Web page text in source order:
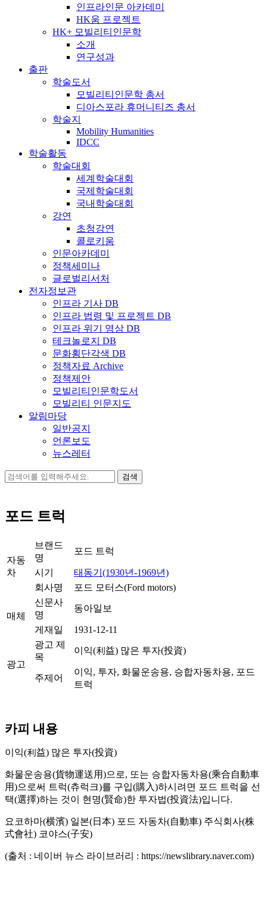
인프라인문 아카데미
HK움 프로젝트
HK+ 모빌리티인문학
소개
연구성과
출판
학술도서
모빌리티인문학 총서
디아스포라 휴머니티즈 총서
학술지
Mobility Humanities
IDCC
학술활동
학술대회
세계학술대회
국제학술대회
국내학술대회
강연
초청강연
콜로키움
인문아카데미
정책세미나
글로벌리서처
전자정보관
인프라 기사 DB
인프라 법령 및 프로젝트 DB
인프라 위기 영상 DB
테크놀로지 DB
문화횡단각색 DB
정책자료 Archive
정책제안
모빌리티인문학도서
모빌리티 인문지도
알림마당
일반공지
언론보도
뉴스레터
검
포드 트럭
자동
차
브랜드
명
포드 트럭
시기
태동기(1930년-1969년)
회사명
포드 모터스(Ford motors)
매체
신문사
명
동아일보
게재일 1931-12-11
광고
광고 제
목
이익(利益) 많은 투자(投資)
주제어
이익, 투자, 화물운송용, 승합자동차용, 포드
트럭
카피 내용
이익(利益) 많은 투자(投資)
화물운송용(貨物運送用)으로, 또는 승합자동차용(乘合自動車
用)으로써 트럭(츄럭크)를 구입(購入)하시려면 포드 트럭을 선
택(選擇)하는 것이 현명(賢命)한 투자법(投資法)입니다.
요코하마(横濱) 일본(日本) 포드 자동차(自動車) 주식회사(株
式會社) 코야스(子安)
(출처 : 네이버 뉴스 라이브러리 : https://newslibrary.naver.com)